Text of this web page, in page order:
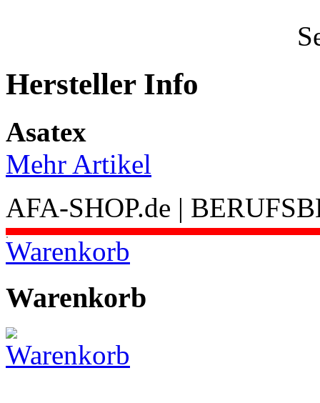
Hersteller Info
Asatex
Mehr Artikel
AFA-SHOP.de |
.
Warenkorb
Warenkorb